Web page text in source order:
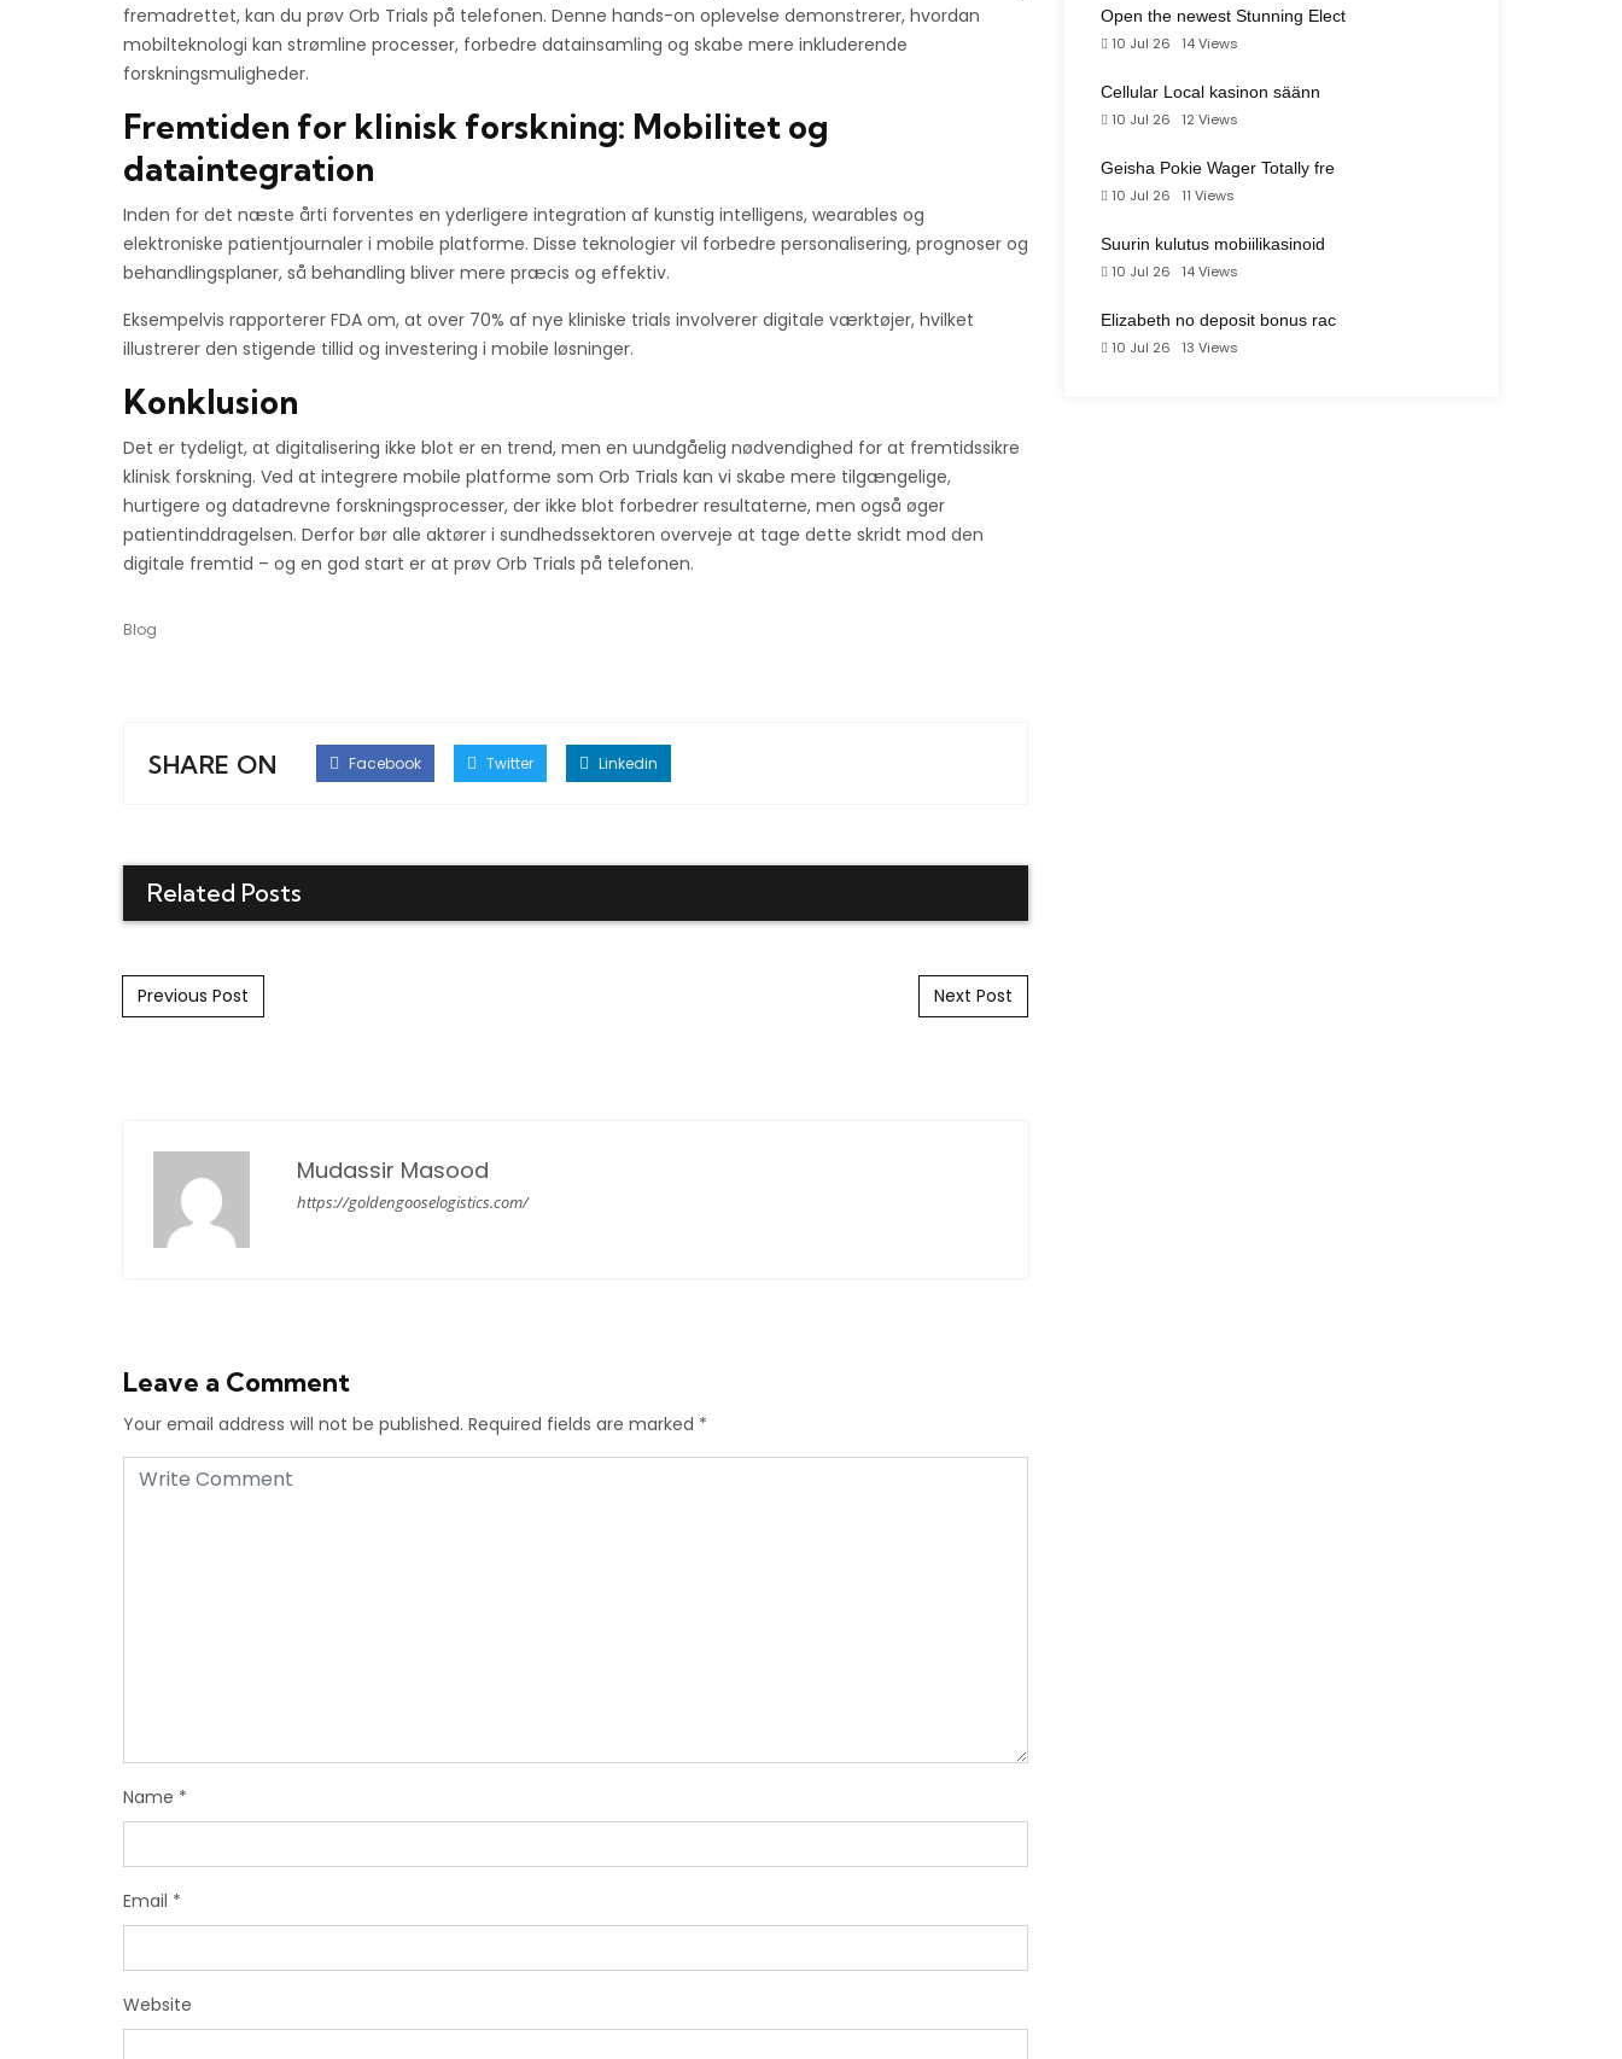
fremadrettet, kan du prøv Orb Trials på telefonen. Denne hands-on oplevelse demonstrerer, hvordan
mobilteknologi kan strømline processer, forbedre datainsamling og skabe mere inkluderende
forskningsmuligheder.
Fremtiden for klinisk forskning: Mobilitet og
dataintegration
Inden for det næste årti forventes en yderligere integration af kunstig intelligens, wearables og
elektroniske patientjournaler i mobile platforme. Disse teknologier vil forbedre personalisering, prognoser og
behandlingsplaner, så behandling bliver mere præcis og effektiv.
Eksempelvis rapporterer FDA om, at over 70% af nye kliniske trials involverer digitale værktøjer, hvilket
illustrerer den stigende tillid og investering i mobile løsninger.
Konklusion
Det er tydeligt, at digitalisering ikke blot er en trend, men en uundgåelig nødvendighed for at fremtidssikre
klinisk forskning. Ved at integrere mobile platforme som Orb Trials kan vi skabe mere tilgængelige,
hurtigere og datadrevne forskningsprocesser, der ikke blot forbedrer resultaterne, men også øger
patientinddragelsen. Derfor bør alle aktører i sundhedssektoren overveje at tage dette skridt mod den
digitale fremtid – og en god start er at prøv Orb Trials på telefonen.
Blog
SHARE ON Facebook Twitter Linkedin
Related Posts
Post navigation
Previous Post Next Post
Mudassir Masood
https://goldengooselogistics.com/
Leave a Comment
Your email address will not be published. Required fields are marked *
Name *
Email *
Website
Open the newest Stunning Elect
10 Jul 26
14Views
Cellular Local kasinon säänn
10 Jul 26
12 Views
Geisha Pokie Wager Totally fre
10 Jul 26
11 Views
Suurin kulutus mobiilikasinoid
10 Jul 26
14Views
Elizabeth no deposit bonus rac
10 Jul 26
13 Views